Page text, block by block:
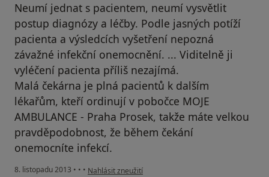
Neumí jednat s pacientem, neumí vysvětlit
postup diagnózy a léčby. Podle jasných potíží
pacienta a výsledcích vyšetření nepozná
závažné infekční onemocnění. ... Viditelně ji
vyléčení pacienta příliš nezajímá.
Malá čekárna je plná pacientů k dalším
lékařům, kteří ordinují v pobočce MOJE
AMBULANCE - Praha Prosek, takže máte velkou
pravděpodobnost, že během čekání
onemocníte infekcí.
8. listopadu 2013 • • • podle názoru uživatele Váš účet byl odstraněn
Nahlásit zneužití